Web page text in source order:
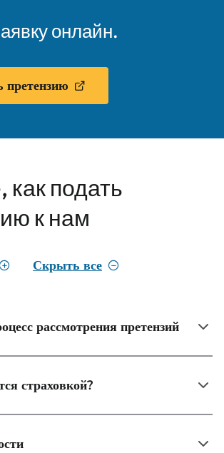
онлайн.
претензию
как подать
к нам
Скрыть все
рассмотрения претензий
страховкой?